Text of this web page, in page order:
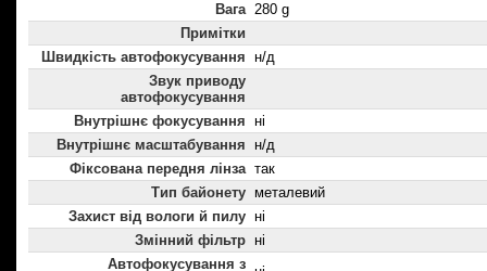
Вага 280 g
Примітки
Швидкість автофокусування н/д
Звук приводу
автофокусування
Внутрішнє фокусування ні
Внутрішнє масштабування
н/д
Фіксована передня лінза так
Тип байонету металевий
Захист від вологи й пилу ні
Змінний фільтр ні
Автофокусування з